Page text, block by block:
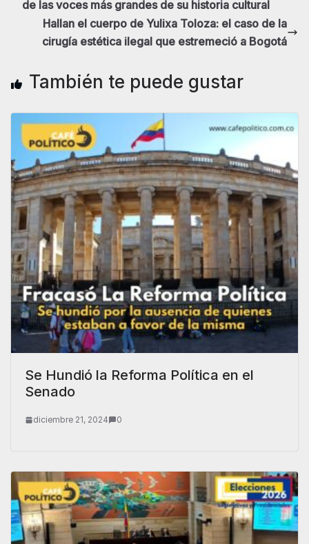
de las voces más grandes de su historia cultural
Hallan el cuerpo de Yulixa Toloza: el caso de la
cirugía estética ilegal que estremeció a Bogotá
También te puede gustar
Se Hundió la Reforma Política en el
Senado
diciembre 21, 2024 0